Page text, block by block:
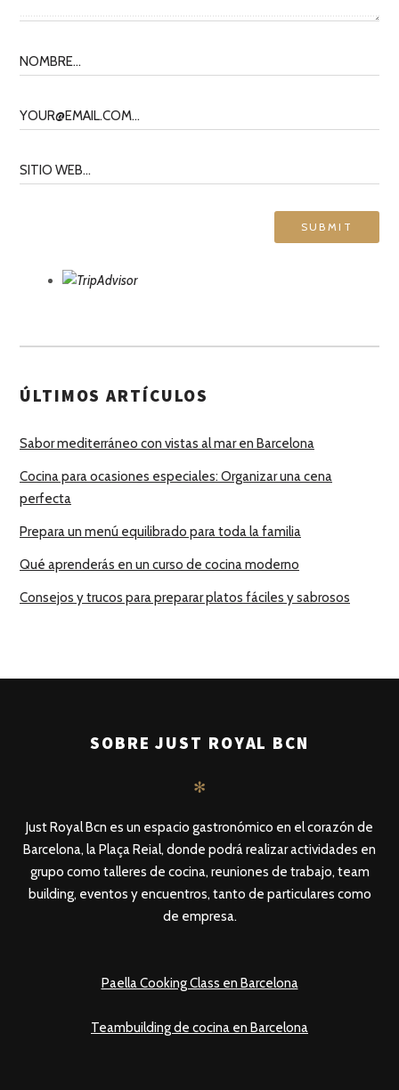
ÚLTIMOS ARTÍCULOS
Sabor mediterráneo con vistas al mar en Barcelona
Cocina para ocasiones especiales: Organizar una cena
perfecta
Prepara un menú equilibrado para toda la familia
Qué aprenderás en un curso de cocina moderno
Consejos y trucos para preparar platos fáciles y sabrosos
SOBRE JUST ROYAL BCN
✻
Just Royal Bcn es un espacio gastronómico en el corazón de
Barcelona, la Plaça Reial, donde podrá realizar actividades en
grupo como talleres de cocina, reuniones de trabajo, team
building, eventos y encuentros, tanto de particulares como
de empresa.
Paella Cooking Class en Barcelona
Teambuilding de cocina en Barcelona